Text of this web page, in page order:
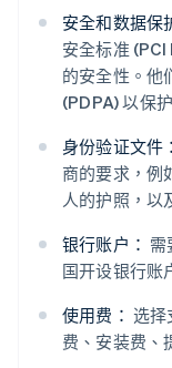
安全和数据保
安全标准
的安全性。他
(PDPA) 以保
身份验证文件：
商的要求，例
人的护照，以
银行账户： 需
国开设银行账
使用费： 选择
费、安装费、
阿联酋
爱尔兰
English